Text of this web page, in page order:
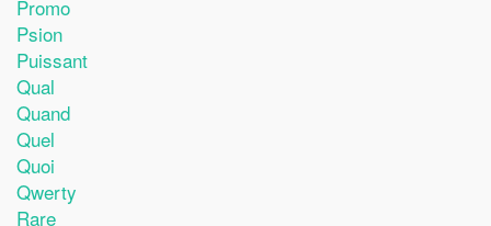
Promo
Psion
Puissant
Qual
Quand
Quel
Quoi
Qwerty
Rare